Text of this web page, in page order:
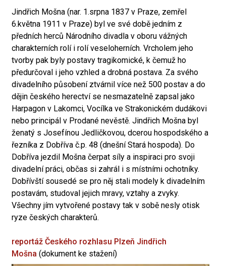
Jindřich Mošna (nar. 1.srpna 1837 v Praze, zemřel
6.května 1911 v Praze) byl ve své době jedním z
předních herců Národního divadla v oboru vážných
charakterních rolí i rolí veseloherních. Vrcholem jeho
tvorby pak byly postavy tragikomické, k čemuž ho
předurčoval i jeho vzhled a drobná postava. Za svého
divadelního působení ztvárnil více než 500 postav a do
dějin českého herectví se nesmazatelně zapsal jako
Harpagon v Lakomci, Vocílka ve Strakonickém dudákovi
nebo principál v Prodané nevěstě. Jindřich Mošna byl
ženatý s Josefínou Jedličkovou, dcerou hospodského a
řezníka z Dobříva č.p. 48 (dnešní Stará hospoda). Do
Dobříva jezdil Mošna čerpat síly a inspiraci pro svoji
divadelní práci, občas si zahrál i s místními ochotníky.
Dobřívští sousedé se pro něj stali modely k divadelním
postavám, studoval jejich mravy, vztahy a zvyky.
Všechny jím vytvořené postavy tak v sobě nesly otisk
ryze českých charakterů.
reportáž Českého rozhlasu Plzeň Jindřich
Mošna (dokument ke stažení)